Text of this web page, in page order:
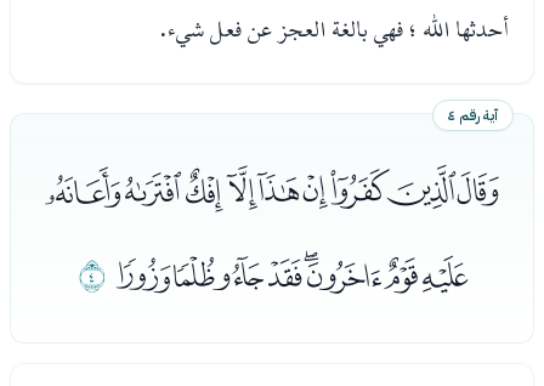
أحدثها الله ؛ فهي بالغة العجز عن فعل شيء.
آية رقم ٤
ﭨﭩﭪﭫﭬﭭﭮﭯﭰ
ﭱﭲﭳﭴﭵﭶﭷﭸﭹ